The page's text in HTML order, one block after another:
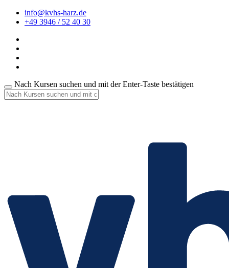
info@kvhs-harz.de
+49 3946 / 52 40 30
Nach Kursen suchen und mit der Enter-Taste bestätigen